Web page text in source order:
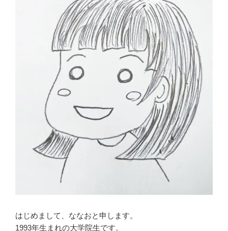
はじめまして、ななおと申します。
1993年生まれの大学院生です。